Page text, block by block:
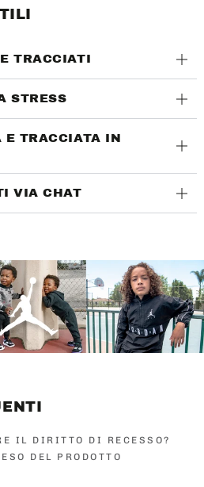
TRACCIATI
STRESS
E TRACCIATA IN
VIA CHAT
IL DIRITTO DI RECESSO?
DEL PRODOTTO